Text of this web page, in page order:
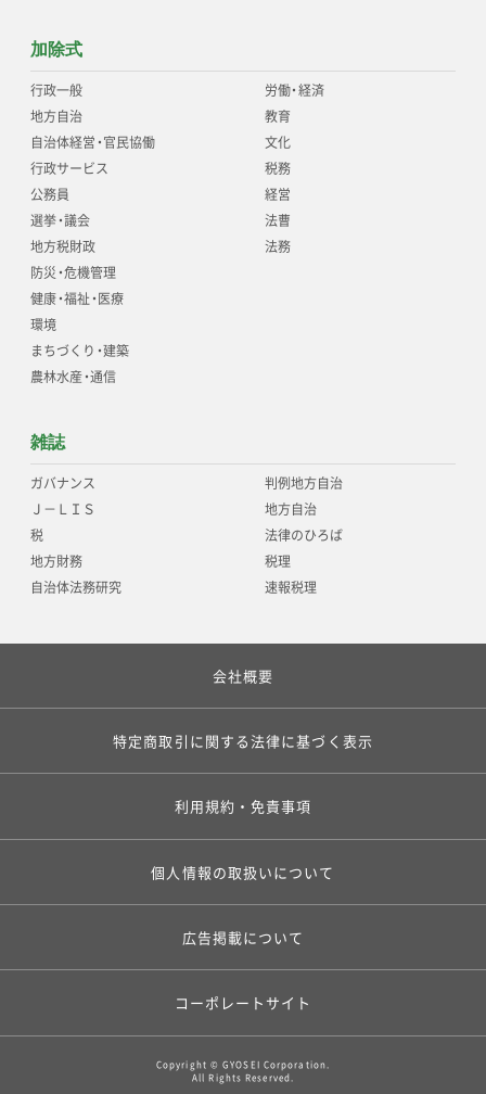
加除式
行政一般
地方自治
自治体経営・官民協働
行政サービス
公務員
選挙・議会
地方税財政
防災・危機管理
健康・福祉・医療
環境
まちづくり・建築
農林水産・通信
労働・経済
教育
文化
税務
経営
法曹
法務
雑誌
ガバナンス
Ｊ－ＬＩＳ
税
地方財務
自治体法務研究
判例地方自治
地方自治
法律のひろば
税理
速報税理
会社概要
特定商取引に関する法律に基づく表示
利用規約・免責事項
個人情報の取扱いについて
広告掲載について
コーポレートサイト
Copyright © GYOSEI Corporation.
All Rights Reserved.